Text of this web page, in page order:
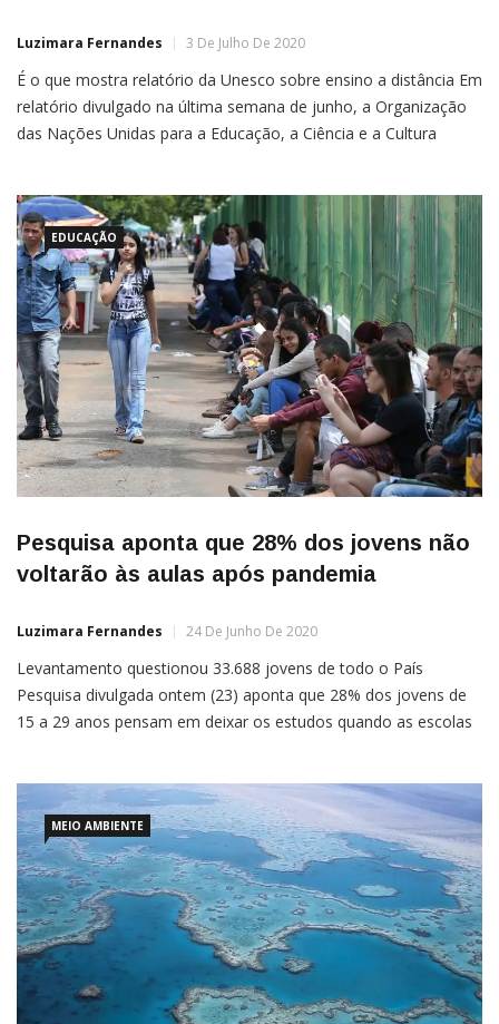
Luzimara Fernandes 3 De Julho De 2020
É o que mostra relatório da Unesco sobre ensino a distância Em
relatório divulgado na última semana de junho, a Organização
das Nações Unidas para a Educação, a Ciência e a Cultura
distância, […]
EDUCAÇÃO
Pesquisa aponta que 28% dos jovens não
voltarão às aulas após pandemia
Luzimara Fernandes 24 De Junho De 2020
Levantamento questionou 33.688 jovens de todo o País
Pesquisa divulgada ontem (23) aponta que 28% dos jovens de
15 a 29 anos pensam em deixar os estudos quando as escolas
Nacional da Juventude (Conjuve) e coordenador da pesquisa
“Juventudes […]
MEIO AMBIENTE